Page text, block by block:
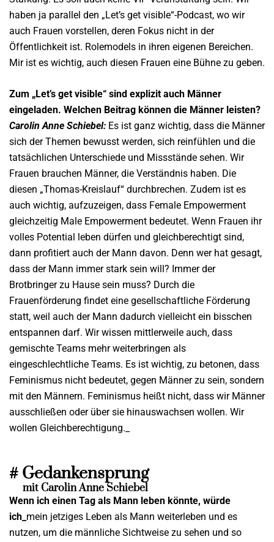
haben ja parallel den „Let’s get visible“-Podcast, wo wir
auch Frauen vorstellen, deren Fokus nicht in der
Öffentlichkeit ist. Rolemodels in ihren eigenen Bereichen.
Mir ist es wichtig, auch diesen Frauen eine Bühne zu geben.
Zum „Let’s get visible“ sind explizit auch Männer
eingeladen. Welchen Beitrag können die Männer leisten?
Carolin Anne Schiebel: Es ist ganz wichtig, dass die Männer
sich der Themen bewusst werden, sich reinfühlen und die
tatsächlichen Unterschiede und Missstände sehen. Wir
Frauen brauchen Männer, die Verständnis haben. Die
diesen „Thomas-Kreislauf“ durchbrechen. Zudem ist es
auch wichtig, aufzuzeigen, dass Female Empowerment
gleichzeitig Male Empowerment bedeutet. Wenn Frauen ihr
volles Potential leben dürfen und gleichberechtigt sind,
dann profitiert auch der Mann davon. Denn wer hat gesagt,
dass der Mann immer stark sein will? Immer der
Brotbringer zu Hause sein muss? Durch die
Frauenförderung findet eine gesellschaftliche Förderung
statt, weil auch der Mann dadurch vielleicht ein bisschen
entspannen darf. Wir wissen mittlerweile auch, dass
gemischte Teams mehr weiterbringen als
eingeschlechtliche Teams. Es ist wichtig, zu betonen, dass
Feminismus nicht bedeutet, gegen Männer zu sein, sondern
mit den Männern. Feminismus heißt nicht, dass wir Männer
ausschließen oder über sie hinauswachsen wollen. Wir
wollen Gleichberechtigung._
# Gedankensprung
mit Carolin Anne Schiebel
Wenn ich einen Tag als Mann leben könnte, würde
ich_ mein jetziges Leben als Mann weiterleben und es
nutzen, um die männliche Sichtweise zu sehen und so